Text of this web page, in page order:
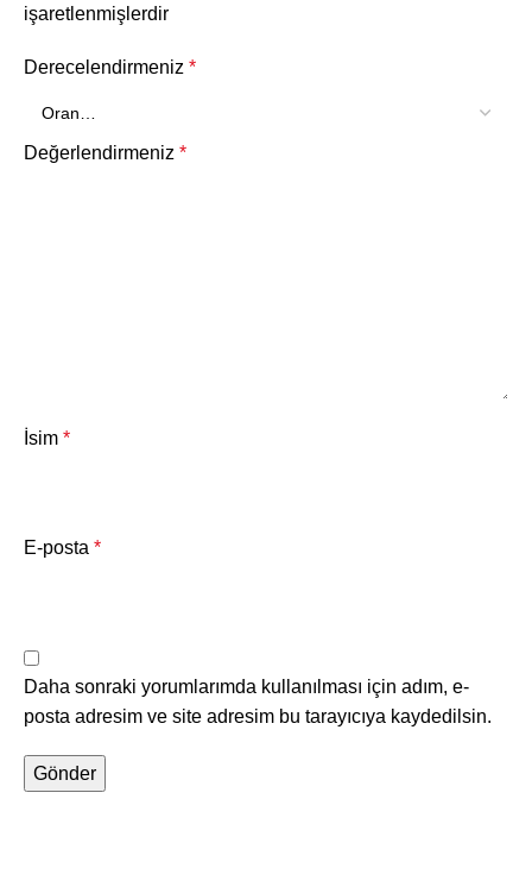
işaretlenmişlerdir
Derecelendirmeniz *
Değerlendirmeniz *
İsim *
E-posta *
Daha sonraki yorumlarımda kullanılması için adım, e-
posta adresim ve site adresim bu tarayıcıya kaydedilsin.